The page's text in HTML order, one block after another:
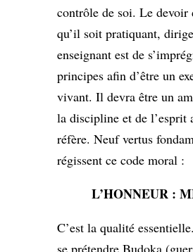
contrôle de soi. Le devoir
qu’il soit pratiquant,
enseignant est de
principes afin d’être un
vivant. Il devra être un
la discipline et de l’esprit
réfère. Neuf vertus
régissent ce code moral :
L’HONNEUR :
C’est la qualité
se prétendre Budoka